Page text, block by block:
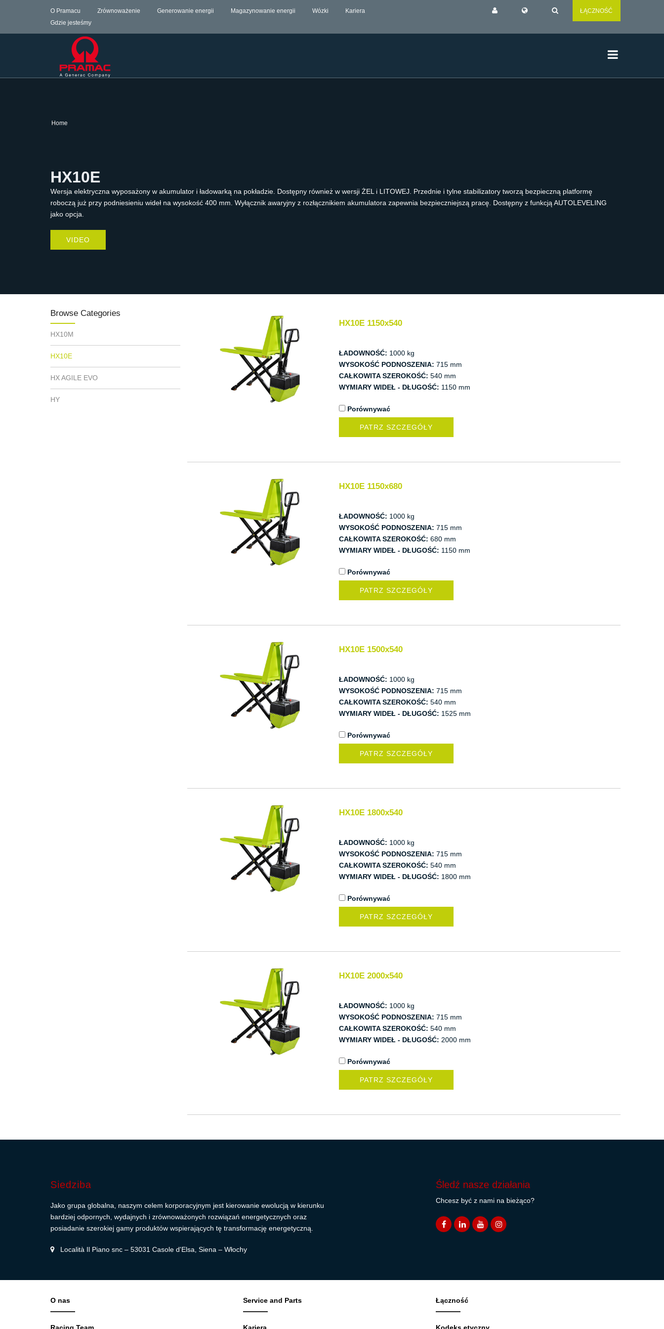
O Pramacu Zrównoważenie Generowanie energii Magazynowanie energii Wózki
Kariera
Gdzie jesteśmy
ŁĄCZNOŚĆ
Home
HX10E
Wersja elektryczna wyposażony w akumulator i ładowarką na pokładzie. Dostępny również w wersji ŻEL i LITOWEJ. Przednie i tylne stabilizatory tworzą bezpieczną platformę
roboczą już przy podniesieniu wideł na wysokość 400 mm. Wyłącznik awaryjny z rozłącznikiem akumulatora zapewnia bezpieczniejszą pracę. Dostępny z funkcją AUTOLEVELING
jako opcja.
VIDEO
Browse Categories
HX10M
HX10E
HX AGILE EVO
HY
HX10E 1150x540
ŁADOWNOŚĆ: 1000 kg
WYSOKOŚĆ PODNOSZENIA: 715 mm
CAŁKOWITA SZEROKOŚĆ: 540 mm
WYMIARY WIDEŁ - DŁUGOŚĆ: 1150 mm
Porównywać
PATRZ SZCZEGÓŁY
HX10E 1150x680
ŁADOWNOŚĆ: 1000 kg
WYSOKOŚĆ PODNOSZENIA: 715 mm
CAŁKOWITA SZEROKOŚĆ: 680 mm
WYMIARY WIDEŁ - DŁUGOŚĆ: 1150 mm
Porównywać
PATRZ SZCZEGÓŁY
HX10E 1500x540
ŁADOWNOŚĆ: 1000 kg
WYSOKOŚĆ PODNOSZENIA: 715 mm
CAŁKOWITA SZEROKOŚĆ: 540 mm
WYMIARY WIDEŁ - DŁUGOŚĆ: 1525 mm
Porównywać
PATRZ SZCZEGÓŁY
HX10E 1800x540
ŁADOWNOŚĆ: 1000 kg
WYSOKOŚĆ PODNOSZENIA: 715 mm
CAŁKOWITA SZEROKOŚĆ: 540 mm
WYMIARY WIDEŁ - DŁUGOŚĆ: 1800 mm
Porównywać
PATRZ SZCZEGÓŁY
HX10E 2000x540
ŁADOWNOŚĆ: 1000 kg
WYSOKOŚĆ PODNOSZENIA: 715 mm
CAŁKOWITA SZEROKOŚĆ: 540 mm
WYMIARY WIDEŁ - DŁUGOŚĆ: 2000 mm
Porównywać
PATRZ SZCZEGÓŁY
Siedziba
Jako grupa globalna, naszym celem korporacyjnym jest kierowanie ewolucją w kierunku
bardziej odpornych, wydajnych i zrównoważonych rozwiązań energetycznych oraz
posiadanie szerokiej gamy produktów wspierających tę transformację energetyczną.
Località Il Piano snc – 53031 Casole d'Elsa, Siena – Włochy
Śledź nasze działania
Chcesz być z nami na bieżąco?
O nas Service and Parts Łączność